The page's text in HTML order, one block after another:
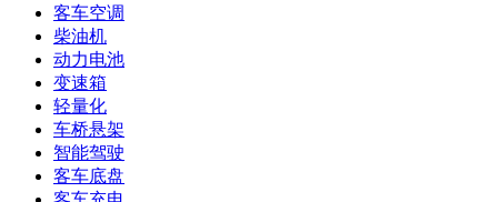
客车空调
柴油机
动力电池
变速箱
轻量化
车桥悬架
智能驾驶
客车底盘